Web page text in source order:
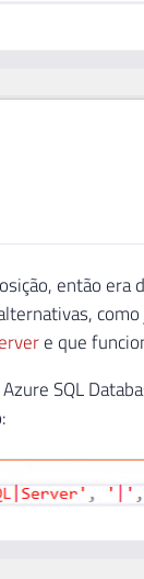
então
e que
SQL